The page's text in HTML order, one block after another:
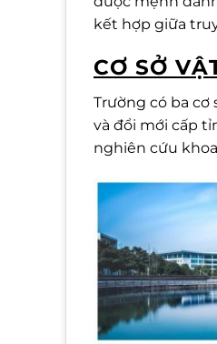
kết hợp giữa
CƠ SỞ
Trường có ba cơ
và đổi mới cấp
nghiên cứu